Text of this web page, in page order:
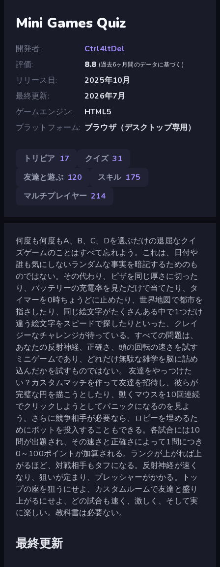
Mini Games Quiz
開発者
Ctrl4ltDel
評価
8.8 (過去6ヶ月間のデータに基づく )
リリース日
2025年10月
最終更新
2026年7月
ゲームエンジン
HTML5
プラットフォーム ブラウザ（デスクトップ専用）
トリビア 17 クイズ 31
友達と遊ぶ 120 スキル 175
マルチプレイヤー 214
何度も何度もA、B、C、Dを選ぶだけの退屈なクイ
ズゲームのことはすべて忘れよう。これは、日付や
誰も気にしないランダムな事実を暗記するためのも
のではない。その代わり、ピザを同じ厚さに切った
り、バッテリーの充電率を見ただけで当てたり、タ
イマーを0時ちょうどに止めたり、世界地図で都市を
指さしたり、同じ絵文字がたくさんある中で1つだけ
違う絵文字をスピードで探したりといった、クレイ
ジーなチャレンジが待っている。すべての問題は、
あなたの反射神経、正確さ、頭の回転の速さを試す
ミニゲームであり、どれだけ無駄な雑学を脳に詰め
込んだかを試すものではない。 友達をやっつけた
い？カスタムマッチを作って友達を招待し、彼らが
完璧な円を描こうとしたり、動くマウスを10回連続
でクリックしようとしてパニックになるのを見よ
う。さらに競争相手が必要なら、ロビーを埋めるた
めにボットを投入することもできる。各試合には10
問が出題され、その速さと正確さによって1問につき
0～100ポイントが加算される。ランクが上がれば上
がるほど、対戦相手もタフになる。反射神経が速く
なり、狙いが定まり、プレッシャーがかかる。トッ
プの座を狙うにせよ、カスタムルームで友達と盛り
上がるにせよ、どの試合も速く、激しく、そして実
に楽しい。教科書は必要ない。
最終更新